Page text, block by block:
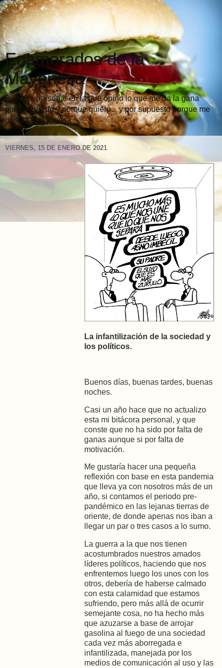
Enamorados de la
Mayonesa
Bitácora personal en la que opino lo que me da la gana
porque puedo y porque quiero... y por supuesto porque me
gusta la mayonesa
VIERNES, 15 DE ENERO DE 2021
La infantilización de la sociedad y
los políticos.
Buenos días, buenas tardes, buenas
noches.
Casi un año hace que no actualizo
esta mi bitácora personal, y que
conste que no ha sido por falta de
ganas aunque si por falta de
motivación.
Me gustaría hacer una pequeña
reflexión con base en esta pandemia
que lleva ya con nosotros más de un
año, si contamos el periodo pre-
pandémico en las lejanas tierras de
oriente, de donde apenas nos iban a
llegar un par o tres casos a lo sumo.
La guerra a la que nos tienen
acostumbrados nuestros amados
líderes políticos, haciendo que nos
enfrentemos luego los unos con los
otros, debería de haberse calmado
con esta calamidad que estamos
sufriendo, pero más allá de ocurrir
semejante cosa, no ha hecho más
que azuzarse a base de arrojar
gasolina al fuego de una sociedad
cada vez más aborregada e
infantilizada, manejada por los
medios de comunicación al uso y las